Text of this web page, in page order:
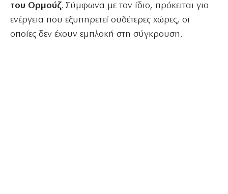
του Ορμούζ. Σύμφωνα με τον ίδιο, πρόκειται για
ενέργεια που εξυπηρετεί ουδέτερες χώρες, οι
οποίες δεν έχουν εμπλοκή στη σύγκρουση.